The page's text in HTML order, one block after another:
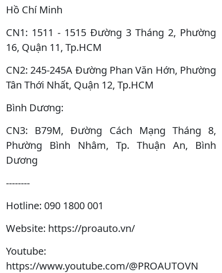
Hồ Chí Minh
CN1: 1511 - 1515 Đường 3 Tháng 2, Phường
16, Quận 11, Tp.HCM
CN2: 245-245A Đường Phan Văn Hớn, Phường
Tân Thới Nhất, Quận 12, Tp.HCM
Bình Dương:
CN3: B79M, Đường Cách Mạng Tháng 8,
Phường Bình Nhâm, Tp. Thuận An, Bình
Dương
--------
Hotline: 090 1800 001
Website: https://proauto.vn/
Youtube:
https://www.youtube.com/@PROAUTOVN